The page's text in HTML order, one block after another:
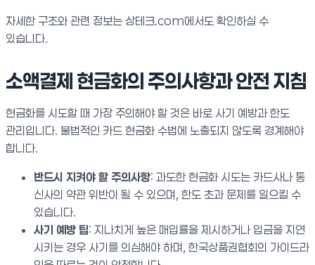
자세한 구조와 관련 정보는 상테크.com에서도 확인하실 수
있습니다.
소액결제 현금화의 주의사항과 안전 지침
현금화를 시도할 때 가장 주의해야 할 것은 바로 사기 예방과 한도
관리입니다. 불법적인 카드 현금화 수법에 노출되지 않도록 경계해야
합니다.
반드시 지켜야 할 주의사항: 과도한 현금화 시도는 카드사나 통
신사의 약관 위반이 될 수 있으며, 한도 초과 문제를 일으킬 수
있습니다.
사기 예방 팁: 지나치게 높은 매입률을 제시하거나 입금을 지연
시키는 경우 사기를 의심해야 하며, 한국상품권협회의 가이드라